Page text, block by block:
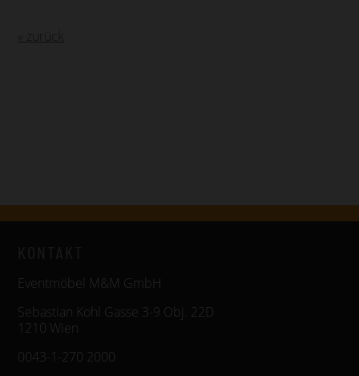
« zurück
Eventmöbel M&M GmbH
Sebastian Kohl Gasse 3-9 Obj. 22D
1210 Wien
0043-1-270 2000